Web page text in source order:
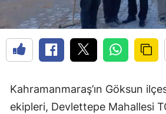
Kahramanmaraş’ın Göksun
ekipleri, Devlettepe Mahallesi